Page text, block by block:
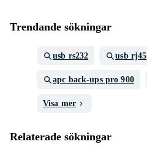
Trendande sökningar
usb rs232 usb rj45
apc back-ups pro 900
Visa mer
Relaterade sökningar